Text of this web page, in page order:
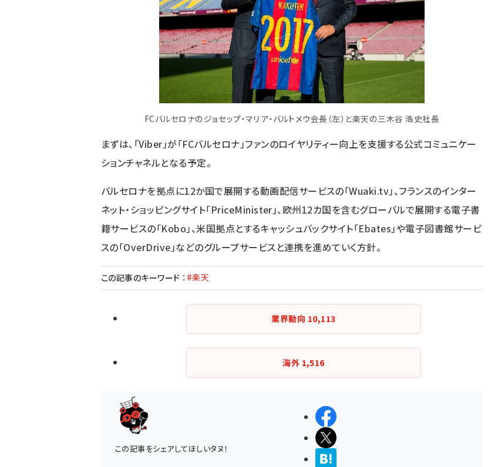
FCバルセロナのジョセップ・マリア・バルトメウ会長（左）と楽天の三木谷 浩史社長
まずは、「Viber」が「FCバルセロナ」ファンのロイヤリティー向上を支援する公式コミュニケー
ションチャネルとなる予定。
バルセロナを拠点に12か国で展開する動画配信サービスの「Wuaki.tv」、フランスのインター
ネット・ショッピングサイト「PriceMinister」、欧州12カ国を含むグローバルで展開する電子書
籍サービスの「Kobo」、米国拠点とするキャッシュバックサイト「Ebates」や電子図書館サービ
スの「OverDrive」などのグループサービスと連携を進めていく方針。
この記事のキーワード ： #楽天
業界動向 10,113
海外 1,516
この記事をシェアしてほしいタヌ！